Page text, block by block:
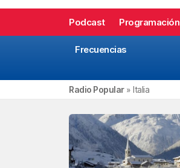
Podcast Programación
Frecuencias
Radio Popular» Italia